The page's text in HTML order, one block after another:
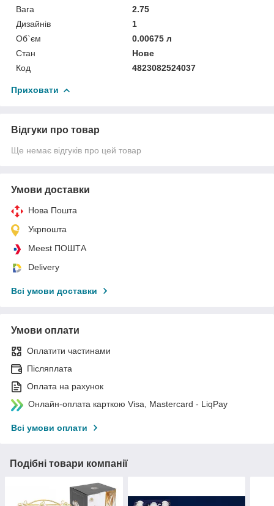
Вага
2.75
Дизайнів
1
Об`єм
0.00675 л
Стан
Нове
Код
4823082524037
Приховати
Відгуки про товар
Ще немає відгуків про цей товар
Умови доставки
Нова Пошта
Укрпошта
Meest ПОШТА
Delivery
Всі умови доставки
Умови оплати
Оплатити частинами
Післяплата
Оплата на рахунок
Онлайн-оплата карткою Visa, Mastercard - LiqPay
Всі умови оплати
Подібні товари компанії